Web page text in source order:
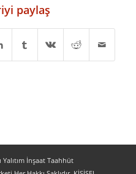
paylaş
İnşaat Taahhüt